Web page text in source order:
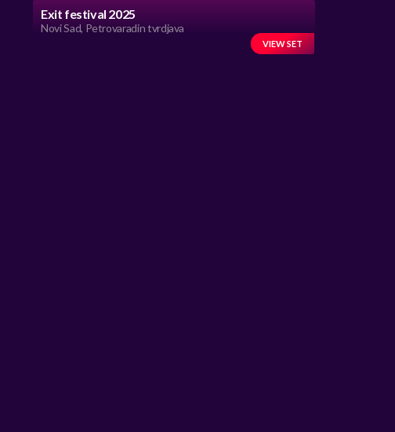
Exit festival 2025
Novi Sad, Petrovaradin tvrdjava
VIEW SET